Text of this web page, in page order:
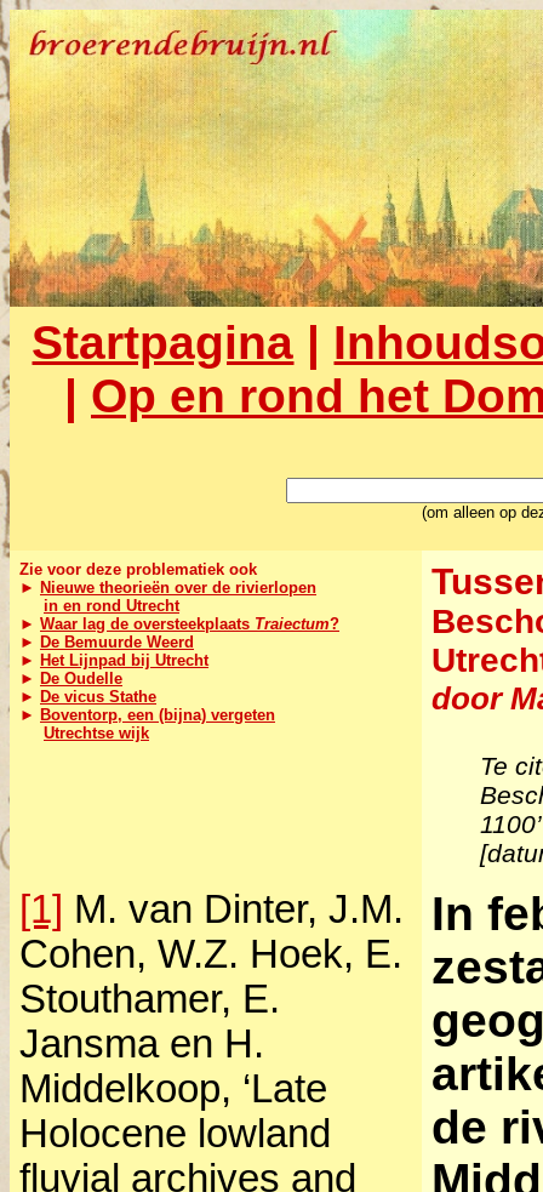
Startpagina |
| Op en rond het
(om alleen op
Zie voor deze problematiek ook
► Nieuwe theorieën over de rivierlopen
in en rond Utrecht
► Waar lag de oversteekplaats Traiectum?
► De Bemuurde Weerd
► Het Lijnpad bij Utrecht
► De Oudelle
► De vicus Stathe
► Boventorp, een (bijna) vergeten
Utrechtse wijk
door
Te
[1] M. van Dinter, J.M.
Cohen, W.Z. Hoek, E.
Stouthamer, E.
Jansma en H.
Middelkoop, ‘Late
Holocene lowland
fluvial archives and
In
de